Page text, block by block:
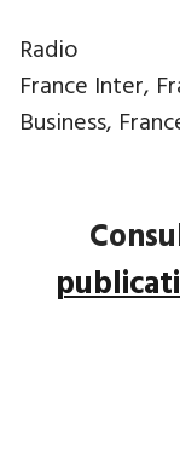
Radio
France Inter,
Business,